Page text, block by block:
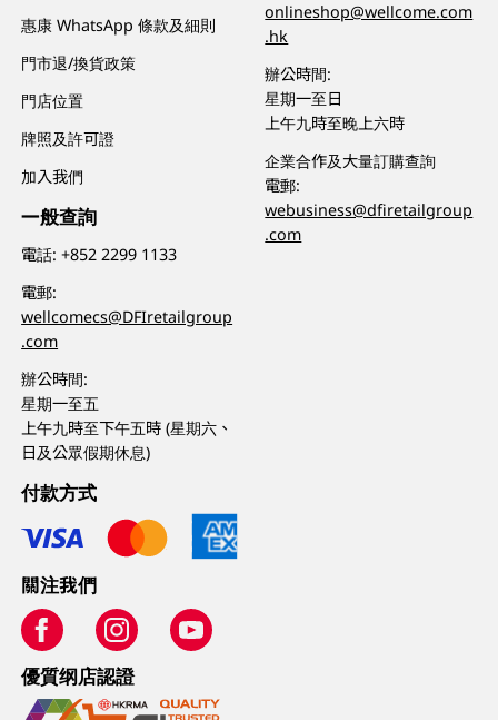
惠康 WhatsApp 條款及細則
門市退/換貨政策
門店位置
牌照及許可證
加入我們
一般查詢
電話:+852 2299 1133
電郵:
wellcomecs@DFIretailgroup
.com
辦公時間:
星期一至五
上午九時至下午五時 (星期六、
日及公眾假期休息)
onlineshop@wellcome.com
.hk
辦公時間:
星期一至日
上午九時至晚上六時
企業合作及大量訂購查詢
電郵:
webusiness@dfiretailgroup
.com
付款方式
關注我們
優質纲店認證